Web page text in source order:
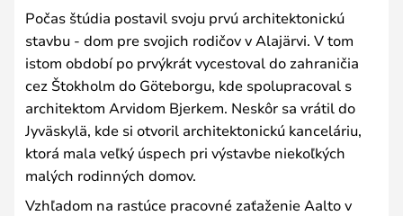
Počas štúdia postavil svoju prvú architektonickú
stavbu - dom pre svojich rodičov v Alajärvi. V tom
istom období po prvýkrát vycestoval do zahraničia
cez Štokholm do Göteborgu, kde spolupracoval s
architektom Arvidom Bjerkem. Neskôr sa vrátil do
Jyväskylä, kde si otvoril architektonickú kanceláriu,
ktorá mala veľký úspech pri výstavbe niekoľkých
malých rodinných domov.
Vzhľadom na rastúce pracovné zaťaženie Aalto v